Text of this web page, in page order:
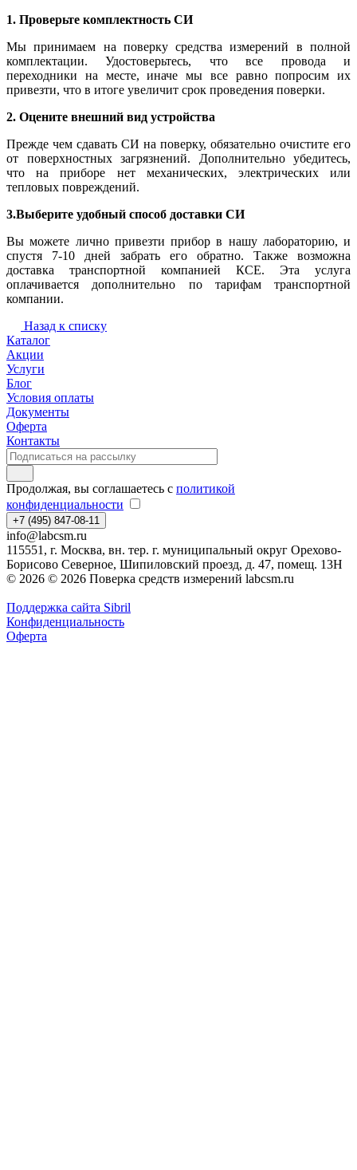
1. Проверьте комплектность СИ
Мы принимаем на поверку средства измерений в полной
комплектации. Удостоверьтесь, что все провода и
переходники на месте, иначе мы все равно попросим их
привезти, что в итоге увеличит срок проведения поверки.
2. Оцените внешний вид устройства
Прежде чем сдавать СИ на поверку, обязательно очистите его
от поверхностных загрязнений. Дополнительно убедитесь,
что на приборе нет механических, электрических или
тепловых повреждений.
3.Выберите удобный способ доставки СИ
Вы можете лично привезти прибор в нашу лабораторию, и
спустя 7-10 дней забрать его обратно. Также возможна
доставка транспортной компанией КСЕ. Эта услуга
оплачивается дополнительно по тарифам транспортной
компании.
Назад к списку
Каталог
Акции
Услуги
Блог
Условия оплаты
Документы
Оферта
Контакты
Продолжая, вы соглашаетесь с политикой
конфиденциальности
+7 (495) 847-08-11
info@labcsm.ru
115551, г. Москва, вн. тер. г. муниципальный округ Орехово-
Борисово Северное, Шипиловский проезд, д. 47, помещ. 13Н
© 2026 © 2026 Поверка средств измерений labcsm.ru
Поддержка сайта Sibril
Конфиденциальность
Оферта